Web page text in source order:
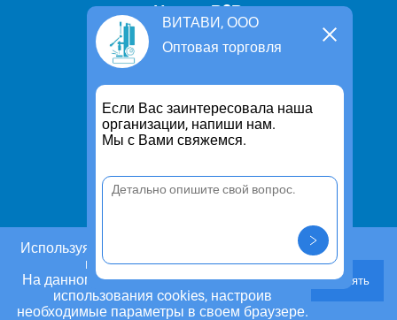
ВИТАВИ, ООО
Оптовая торговля
Если Вас заинтересовала наша
организации, напиши нам.
Мы с Вами свяжемся.
Используя этот сайт, Вы даете согласие на
использование cookies.
На данном этапе Вы можете отказаться от
использования cookies, настроив
необходимые параметры в своем браузере.
Принять
Услуги В2В
Найти услугу
Предложить свою услугу
Дропшиппинг
Транспортные услуги
Информация
Политика конфиденциальности
Контакты